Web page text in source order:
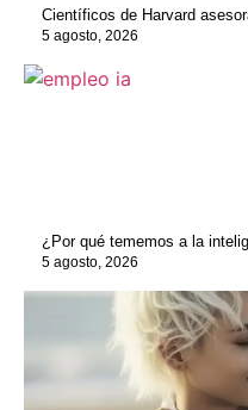
Científicos de Harvard
5 agosto, 2026
¿Por qué tememos a la
5 agosto, 2026